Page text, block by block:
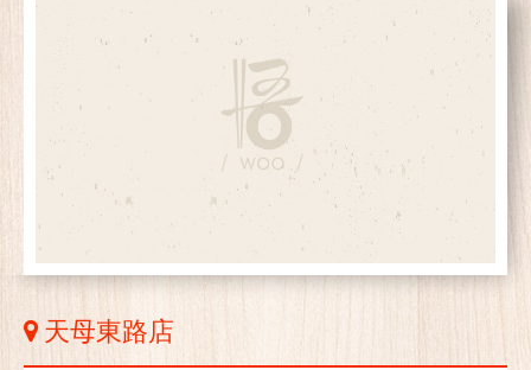
天母東路店